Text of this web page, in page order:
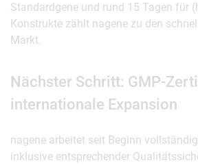
Standardgene und rund 15 Tagen für
Konstrukte zählt nagene zu den
Markt.
Nächster Schritt: GMP-
internationale Expansion
nagene arbeitet seit Beginn
inklusive entsprechender